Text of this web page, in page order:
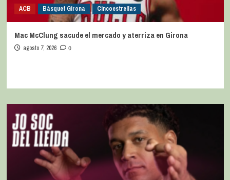
ACB Bàsquet Girona Cincoestrellas
Mac McClung sacude el mercado y aterriza en Girona
agosto 7, 2026 0